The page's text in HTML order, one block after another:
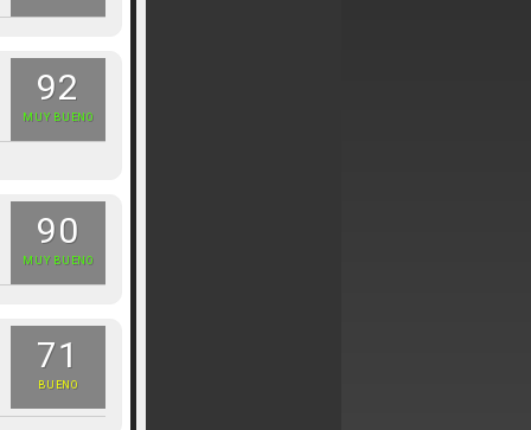
92
MUY BUENO
90
MUY BUENO
71
BUENO